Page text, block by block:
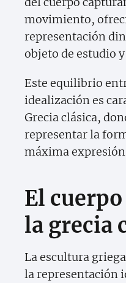
movimiento,
representación
objeto de estudio
Este equilibrio
idealización es
Grecia clásica,
representar la
máxima
El
la grecia
La escultura
la representación